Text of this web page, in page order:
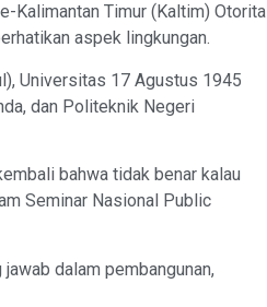
Kalimantan Timur (Kaltim) Otorita
aspek lingkungan.
Universitas 17 Agustus 1945
dan Politeknik Negeri
bahwa tidak benar kalau
Seminar Nasional Public
dalam pembangunan,